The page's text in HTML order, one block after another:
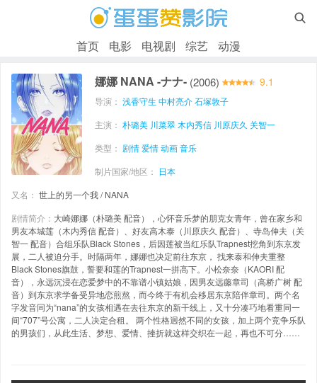

首页 电影 电视剧 综艺 动漫
娜娜 NANA -ナナ- (2006) 9.1
导演： 浅香守生 中村亮介石塚敦子
主演： 朴璐美 川菜翠 木内秀信 川原庆久 关智一
类型： 剧情爱情动画音乐
制片国家/地区： 日本
又名： 世上的另一个我 / NANA
剧情简介： 大崎娜娜（朴璐美 配音），心怀音乐梦的朋克女青年，曾在家乡和
男友本城莲（木内秀信 配音）、好友高木泰（川原庆久 配音）、寺岛伸夫（关
智一 配音）合组乐队Black Stones，后因莲被当红乐队Trapnest挖角到东京发
展，二人被迫分手。时隔两年，娜娜也决定前往东京， 找来泰和伸夫重整
Black Stones旗鼓，誓要和莲的Trapnest一拼高下。小松奈奈（KAORI 配
音），永远沉浸在恋爱梦中的不靠谱小镇姑娘，因男友远藤章司（高桥广树 配
音）到东京求学备受异地恋煎熬，而今终于有机会移居东京陪伴章司。两个名
字发音同为“nana”的女孩相遇在去往东京的新干线上，又十分凑巧地看重同一
间“707”号公寓，二人决定合租。 两个性格迥然不同的女孩，加上两个竞争乐队
的男孩们，从此生活、梦想、爱情、挫折就这样交织在一起，再也不可分……